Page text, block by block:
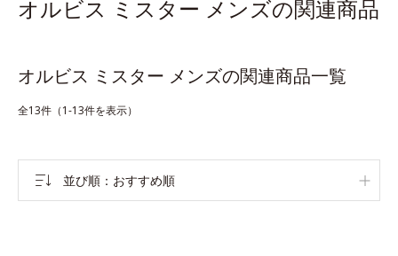
オルビス ミスター メンズの関連商品
オルビス ミスター メンズの関連商品一覧
全13件（1-13件を表示）
並び順 おすすめ順